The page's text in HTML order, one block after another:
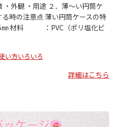
・外観 ・用途 ２．薄～い円筒ケ
時の注意点 薄い円筒ケースの特
㎜ 材料 ：PVC（ポリ塩化ビ
い方いろいろ
詳細はこちら